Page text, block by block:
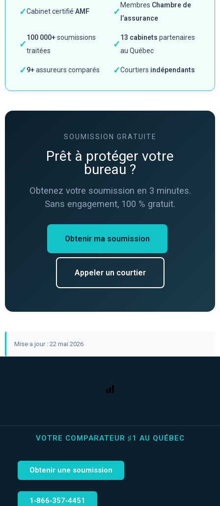
✓Cabinet certifié AMF ✓
Membres Chambre de
l’assurance
✓
100 000+soumissions
traitées
✓
13 cabinets partenaires
au Québec
✓9+assureurs comparés ✓Courtiers indépendants
SOUMISSION GRATUITE
Prêt à protéger votre
bureau ?
Obtenez votre soumission en 3 minutes.
Sans engagement, 100 % gratuit.
Obtenir ma soumission
Appeler un courtier
Mise a jour : 22 mai 2026
VOTRE COMPARATEUR ♯1 AU QUÉBEC
Obtenir une soumission
1‑866‑357‑4451